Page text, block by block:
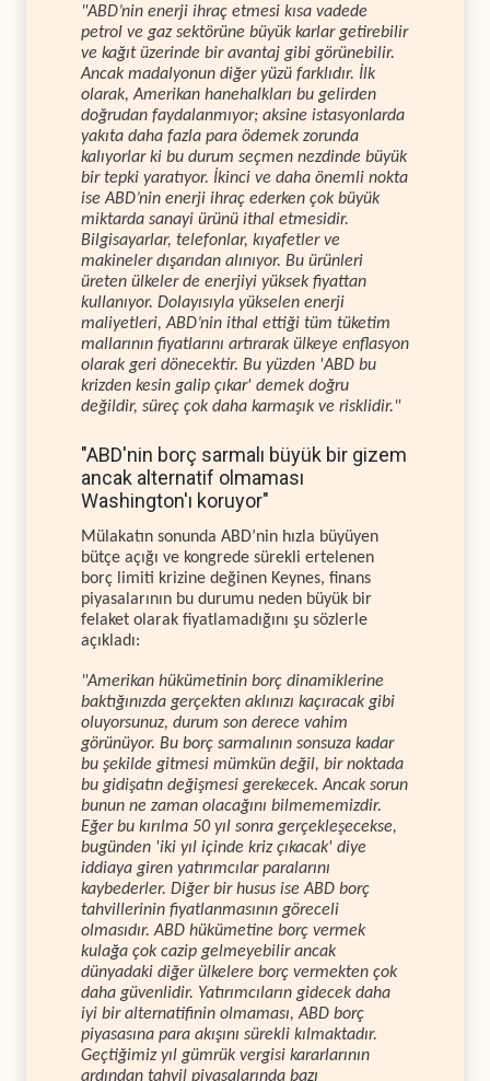
"ABD’nin enerji ihraç etmesi kısa vadede
petrol ve gaz sektörüne büyük karlar getirebilir
ve kağıt üzerinde bir avantaj gibi görünebilir.
Ancak madalyonun diğer yüzü farklıdır. İlk
olarak, Amerikan hanehalkları bu gelirden
doğrudan faydalanmıyor; aksine istasyonlarda
yakıta daha fazla para ödemek zorunda
kalıyorlar ki bu durum seçmen nezdinde büyük
bir tepki yaratıyor. İkinci ve daha önemli nokta
ise ABD’nin enerji ihraç ederken çok büyük
miktarda sanayi ürünü ithal etmesidir.
Bilgisayarlar, telefonlar, kıyafetler ve
makineler dışarıdan alınıyor. Bu ürünleri
üreten ülkeler de enerjiyi yüksek fiyattan
kullanıyor. Dolayısıyla yükselen enerji
maliyetleri, ABD’nin ithal ettiği tüm tüketim
mallarının fiyatlarını artırarak ülkeye enflasyon
olarak geri dönecektir. Bu yüzden 'ABD bu
krizden kesin galip çıkar' demek doğru
değildir, süreç çok daha karmaşık ve risklidir."
"ABD'nin borç sarmalı büyük bir gizem
ancak alternatif olmaması
Washington'ı koruyor"
Mülakatın sonunda ABD’nin hızla büyüyen
bütçe açığı ve kongrede sürekli ertelenen
borç limiti krizine değinen Keynes, finans
piyasalarının bu durumu neden büyük bir
felaket olarak fiyatlamadığını şu sözlerle
açıkladı:
"Amerikan hükümetinin borç dinamiklerine
baktığınızda gerçekten aklınızı kaçıracak gibi
oluyorsunuz, durum son derece vahim
görünüyor. Bu borç sarmalının sonsuza kadar
bu şekilde gitmesi mümkün değil, bir noktada
bu gidişatın değişmesi gerekecek. Ancak sorun
bunun ne zaman olacağını bilmememizdir.
Eğer bu kırılma 50 yıl sonra gerçekleşecekse,
bugünden 'iki yıl içinde kriz çıkacak' diye
iddiaya giren yatırımcılar paralarını
kaybederler. Diğer bir husus ise ABD borç
tahvillerinin fiyatlanmasının göreceli
olmasıdır. ABD hükümetine borç vermek
kulağa çok cazip gelmeyebilir ancak
dünyadaki diğer ülkelere borç vermekten çok
daha güvenlidir. Yatırımcıların gidecek daha
iyi bir alternatifinin olmaması, ABD borç
piyasasına para akışını sürekli kılmaktadır.
Geçtiğimiz yıl gümrük vergisi kararlarının
ardından tahvil piyasalarında bazı